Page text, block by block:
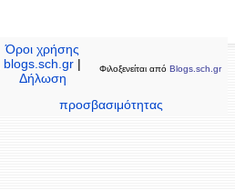
Φιλοξενείται από Blogs.sch.gr
Όροι χρήσης
blogs.sch.gr |
Δήλωση
προσβασιμότητας